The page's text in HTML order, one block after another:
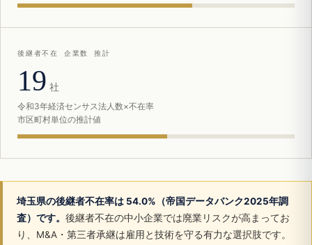
後継者不在 企業数 推計
19 社
令和3年経済センサス法人数×不在率
市区町村単位の推計値
埼玉県の後継者不在率は 54.0%（帝国データバンク2025年調
査）です。 後継者不在の中小企業では廃業リスクが高まってお
り、M&A・第三者承継は雇用と技術を守る有力な選択肢です。